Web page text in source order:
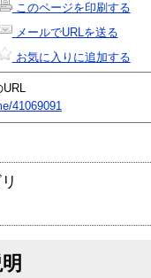
このページを印刷する
メールでURLを送る
お気に入りに追加する
41069091